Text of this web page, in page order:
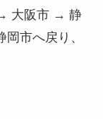
大阪市 → 静
市へ戻り、